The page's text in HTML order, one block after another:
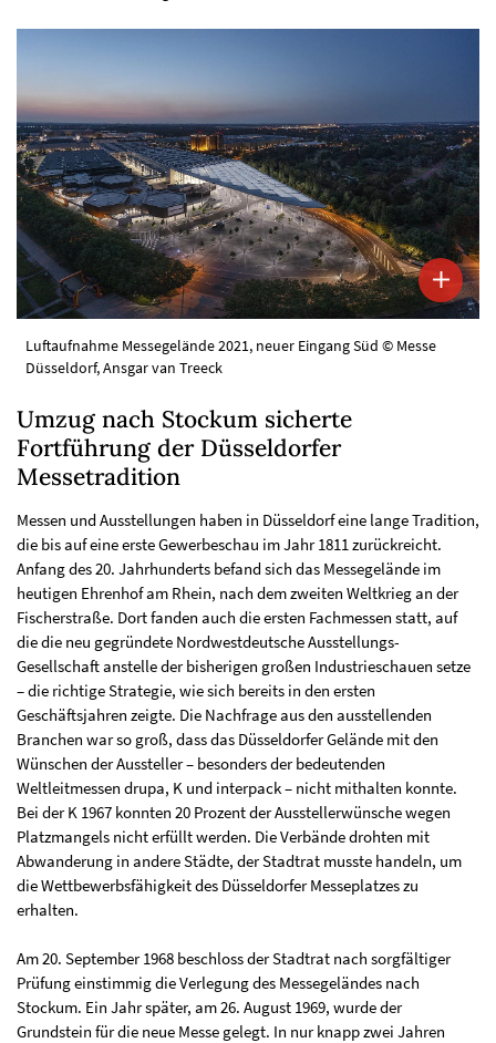
Luftaufnahme Messegelände 2021, neuer Eingang Süd © Messe
Düsseldorf, Ansgar van Treeck
Umzug nach Stockum sicherte
Fortführung der Düsseldorfer
Messetradition
Messen und Ausstellungen haben in Düsseldorf eine lange Tradition,
die bis auf eine erste Gewerbeschau im Jahr 1811 zurückreicht.
Anfang des 20. Jahrhunderts befand sich das Messegelände im
heutigen Ehrenhof am Rhein, nach dem zweiten Weltkrieg an der
Fischerstraße. Dort fanden auch die ersten Fachmessen statt, auf
die die neu gegründete Nordwestdeutsche Ausstellungs-
Gesellschaft anstelle der bisherigen großen Industrieschauen setze
– die richtige Strategie, wie sich bereits in den ersten
Geschäftsjahren zeigte. Die Nachfrage aus den ausstellenden
Branchen war so groß, dass das Düsseldorfer Gelände mit den
Wünschen der Aussteller – besonders der bedeutenden
Weltleitmessen drupa, K und interpack – nicht mithalten konnte.
Bei der K 1967 konnten 20 Prozent der Ausstellerwünsche wegen
Platzmangels nicht erfüllt werden. Die Verbände drohten mit
Abwanderung in andere Städte, der Stadtrat musste handeln, um
die Wettbewerbsfähigkeit des Düsseldorfer Messeplatzes zu
erhalten.
Am 20. September 1968 beschloss der Stadtrat nach sorgfältiger
Prüfung einstimmig die Verlegung des Messegeländes nach
Stockum. Ein Jahr später, am 26. August 1969, wurde der
Grundstein für die neue Messe gelegt. In nur knapp zwei Jahren